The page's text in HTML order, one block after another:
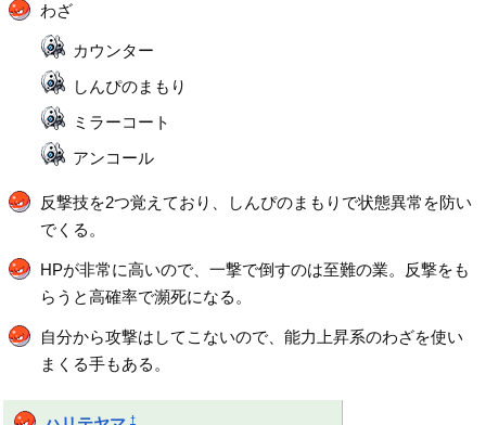
わざ
カウンター
しんぴのまもり
ミラーコート
アンコール
反撃技を2つ覚えており、しんぴのまもりで状態異常を防い
でくる。
HPが非常に高いので、一撃で倒すのは至難の業。反撃をも
らうと高確率で瀕死になる。
自分から攻撃はしてこないので、能力上昇系のわざを使い
まくる手もある。
†